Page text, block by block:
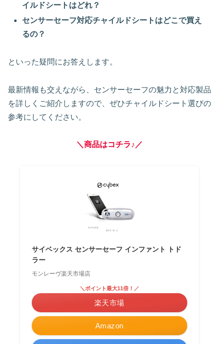
イルドシートはどれ？
センサーセーフ対応チャイルドシートはどこで買え
るの？
といった疑問にお答えします。
最新情報も交えながら、センサーセーフの魅力と対応製品
を詳しくご紹介しますので、ぜひチャイルドシート選びの
参考にしてください。
＼商品はコチラ♪／
サイベックス センサーセーフ インファント トド
ラー
モンレーヴ楽天市場店
Amazon
＼ポイント最大11倍！／
楽天市場